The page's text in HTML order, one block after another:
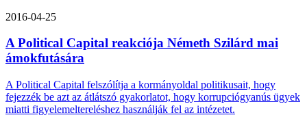
2016-04-25
A Political Capital reakciója Németh Szilárd mai
ámokfutására
A Political Capital felszólítja a kormányoldal politikusait, hogy
fejezzék be azt az átlátszó gyakorlatot, hogy korrupciógyanús ügyek
miatti figyelemeltereléshez használják fel az intézetet.